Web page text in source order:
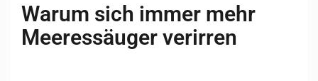
Warum sich immer mehr
Meeressäuger verirren